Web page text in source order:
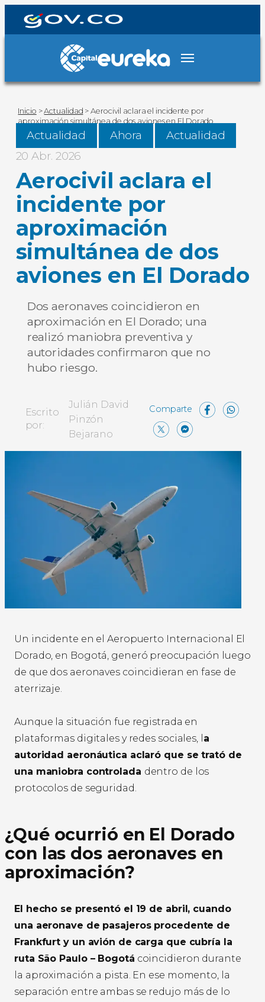
Inicio >Actualidad >Aerocivil aclara el incidente por
aproximación simultánea de dos aviones en El Dorado
Actualidad Ahora
Actualidad
20 Abr. 2026
Aerocivil aclara el
incidente por
aproximación
simultánea de dos
aviones en El Dorado
Dos aeronaves coincidieron en
aproximación en El Dorado; una
realizó maniobra preventiva y
autoridades confirmaron que no
hubo riesgo.
Escrito
por:
Julián David
Pinzón
Bejarano
X
Un incidente en el Aeropuerto Internacional El
Dorado, en Bogotá, generó preocupación luego
de que dos aeronaves coincidieran en fase de
aterrizaje.
Aunque la situación fue registrada en
plataformas digitales y redes sociales, l a
autoridad aeronáutica aclaró que se trató de
una maniobra controlada dentro de los
protocolos de seguridad.
¿Qué ocurrió en El Dorado
con las dos aeronaves en
aproximación?
El hecho se presentó el 19 de abril, cuando
una aeronave de pasajeros procedente de
Frankfurt y un avión de carga que cubría la
ruta São Paulo – Bogotá coincidieron durante
la aproximación a pista. En ese momento, la
separación entre ambas se redujo más de lo